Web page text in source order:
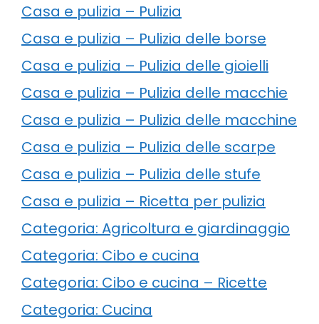
Casa e pulizia – Pulizia
Casa e pulizia – Pulizia delle borse
Casa e pulizia – Pulizia delle gioielli
Casa e pulizia – Pulizia delle macchie
Casa e pulizia – Pulizia delle macchine
Casa e pulizia – Pulizia delle scarpe
Casa e pulizia – Pulizia delle stufe
Casa e pulizia – Ricetta per pulizia
Categoria: Agricoltura e giardinaggio
Categoria: Cibo e cucina
Categoria: Cibo e cucina – Ricette
Categoria: Cucina